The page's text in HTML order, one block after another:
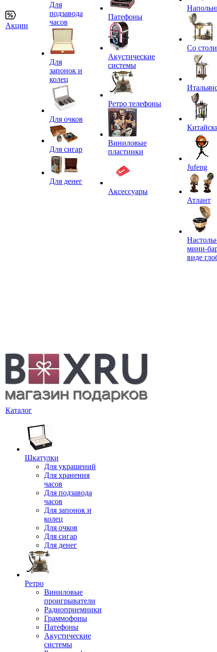
Акции
Для
подзавода
часов
Для
запонок и
колец
Для очков
Для сигар
Для денег
Патефоны
Акустические
системы
Ретро телефоны
Виниловые
пластинки
Аксессуары
Со
Jufeng
Атлант
мини-
виде
Каталог
Шкатулки
Для украшений
Для хранения
часов
Для подзавода
часов
Для запонок и
колец
Для очков
Для сигар
Для денег
Ретро
Виниловые
проигрыватели
Радиоприемники
Граммофоны
Патефоны
Акустические
системы